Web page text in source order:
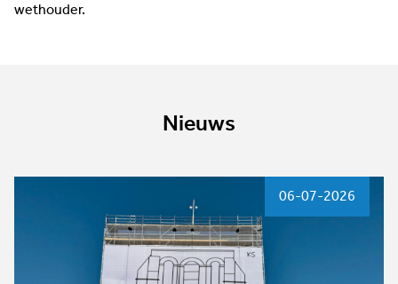
wethouder.
Nieuws
06-07-2026